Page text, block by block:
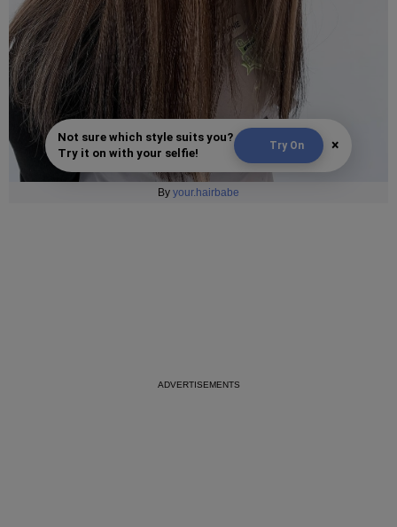
Not sure which style suits you?
Try it on with your selfie!
Try On ×
By your.hairbabe